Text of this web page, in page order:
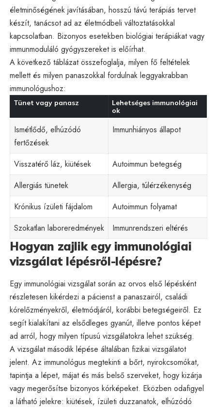
életminőségének javításában, hosszú távú terápiás tervet
készít, tanácsot ad az életmódbeli változtatásokkal
kapcsolatban. Bizonyos esetekben biológiai terápiákat vagy
immunmoduláló gyógyszereket is előírhat.
A következő táblázat összefoglalja, milyen fő feltételek
mellett és milyen panaszokkal fordulnak leggyakrabban
immunológushoz:
Tünet vagy panasz
Lehetséges immunológiai
ok
Ismétlődő, elhúzódó
fertőzések
Immunhiányos állapot
Visszatérő láz, kiütések
Autoimmun betegség
Allergiás tünetek
Allergia, túlérzékenység
Krónikus ízületi fájdalom
Autoimmun folyamat
Szokatlan laboreredmények
Immunrendszeri eltérés
Hogyan zajlik egy immunológiai
vizsgálat lépésről-lépésre?
Egy immunológiai vizsgálat során az orvos első lépésként
részletesen kikérdezi a pácienst a panaszairól, családi
kórelőzményekről, életmódjáról, korábbi betegségeiről. Ez
segít kialakítani az elsődleges gyanút, illetve pontos képet
ad arról, hogy milyen típusú vizsgálatokra lehet szükség.
A vizsgálat második lépése általában fizikai vizsgálatot
jelent. Az immunológus megtekinti a bőrt, nyirokcsomókat,
tapintja a lépet, májat és más belső szerveket, hogy kizárja
vagy megerősítse bizonyos kórképeket. Eközben odafigyel
a látható jelekre: kiütések, ízületi duzzanatok, elhúzódó